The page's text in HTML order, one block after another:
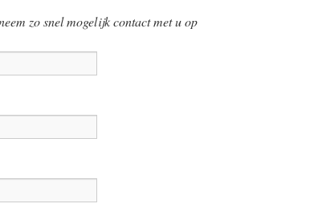
zo snel mogelijk contact met u op